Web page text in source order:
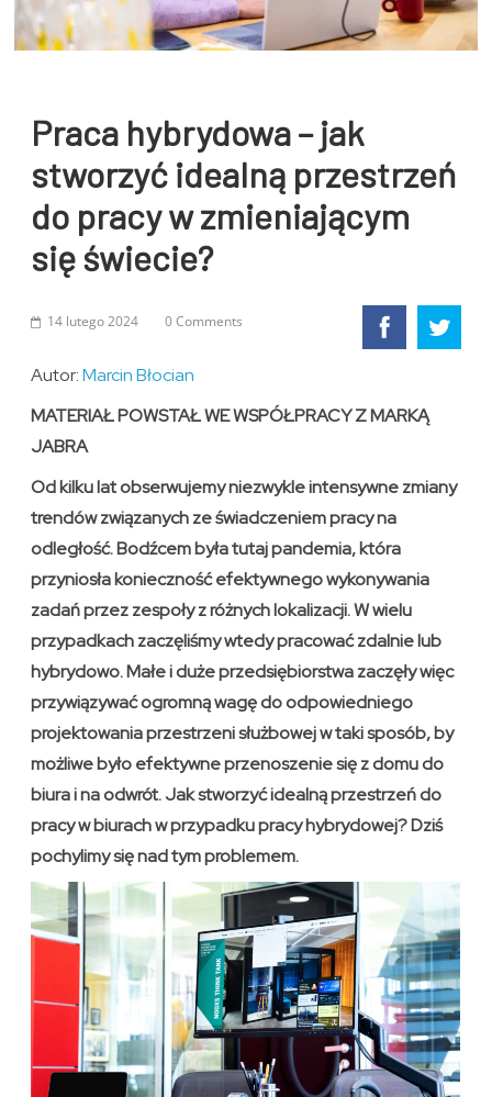
Praca hybrydowa – jak
stworzyć idealną przestrzeń
do pracy w zmieniającym
się świecie?
14 lutego 2024 0 Comments
Autor:Marcin Błocian
MATERIAŁ POWSTAŁ WE WSPÓŁPRACY Z MARKĄ
JABRA
Od kilku lat obserwujemy niezwykle intensywne zmiany
trendów związanych ze świadczeniem pracy na
odległość. Bodźcem była tutaj pandemia, która
przyniosła konieczność efektywnego wykonywania
zadań przez zespoły z różnych lokalizacji. W wielu
przypadkach zaczęliśmy wtedy pracować zdalnie lub
hybrydowo. Małe i duże przedsiębiorstwa zaczęły więc
przywiązywać ogromną wagę do odpowiedniego
projektowania przestrzeni służbowej w taki sposób, by
możliwe było efektywne przenoszenie się z domu do
biura i na odwrót. Jak stworzyć idealną przestrzeń do
pracy w biurach w przypadku pracy hybrydowej? Dziś
pochylimy się nad tym problemem.